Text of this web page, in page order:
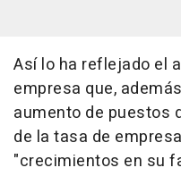
Así lo ha reflejado el
empresa que,
aumento de puestos
de la tasa de
"crecimientos en su